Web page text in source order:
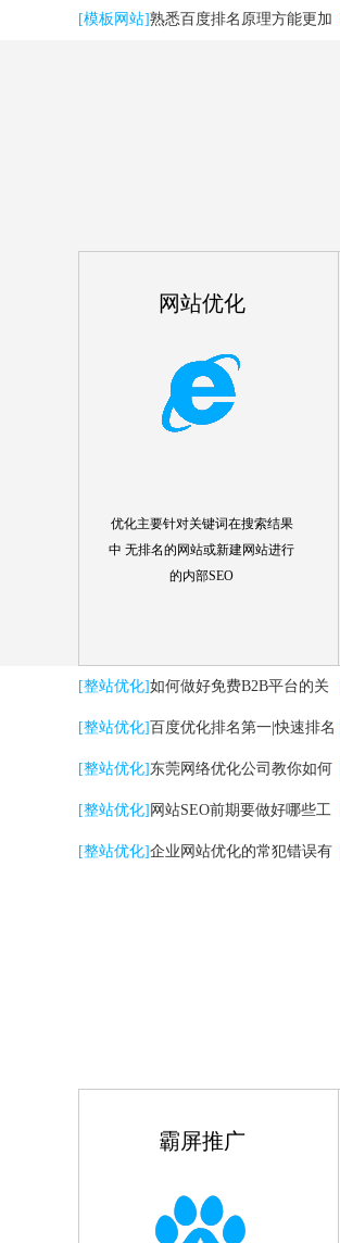
[模板网站]熟悉百度排名原理方能更加
网站优化
优化主要针对关键词在搜索结果
中 无排名的网站或新建网站进行
的内部SEO
[整站优化]如何做好免费B2B平台的关
键词优化推广
[整站优化]百度优化排名第一|快速排名
关键词|自然排名优化
[整站优化] 东莞网络优化公司教你如何
提升网站转化率
[整站优化] 网站SEO前期要做好哪些工
作
[整站优化]企业网站优化的常犯错误有
霸屏推广